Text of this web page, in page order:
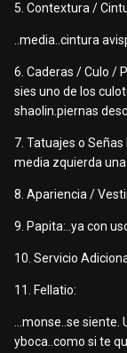
5. Contextura /
..media..cintura
6. Caderas / Culo /
sies uno de los
shaolin.piernas
7. Tatuajes o
media zquierda una
8. Apariencia /
9. Papita:..ya con
10. Servicio
11. Fellatio:
...monse..se siente.
yboca..como si te